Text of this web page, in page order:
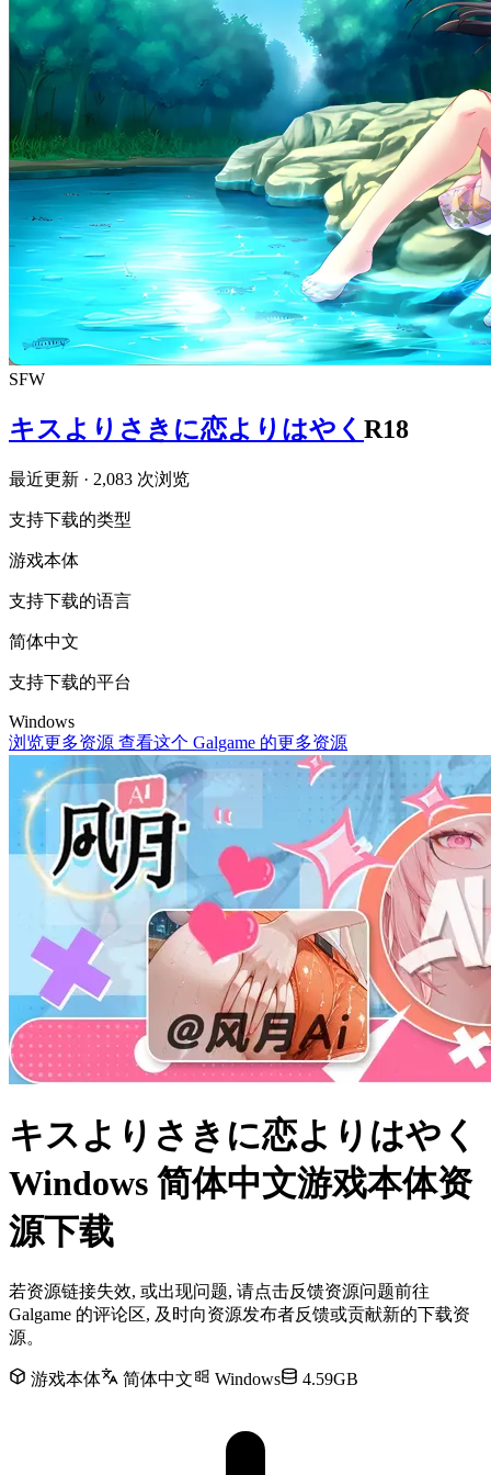
SFW
キスよりさきに恋よりはやく R18
最近更新 · 2,083 次浏览
支持下载的类型
游戏本体
支持下载的语言
简体中文
支持下载的平台
Windows
浏览更多资源 查看这个 Galgame 的更多资源
キスよりさきに恋よりはやく
Windows 简体中文游戏本体资
源下载
若资源链接失效, 或出现问题, 请点击反馈资源问题前往
Galgame 的评论区, 及时向资源发布者反馈或贡献新的下载资
源。
游戏本体 简体中文 Windows 4.59GB